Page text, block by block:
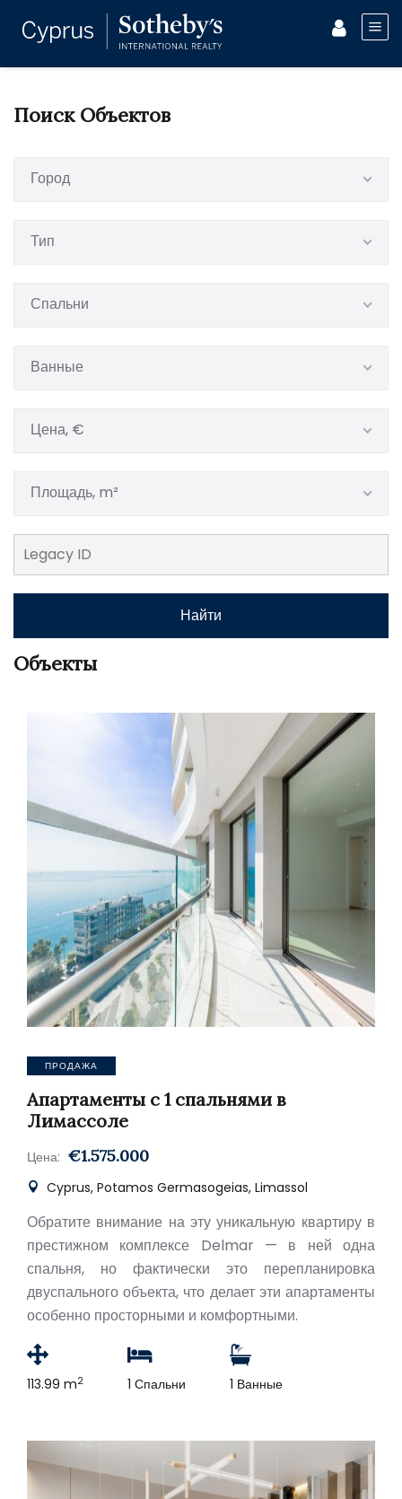
Поиск Объектов
Город
Тип
Спальни
Ванные
Цена, €
Площадь, m²
Найти
Объекты
ПРОДАЖА
Апартаменты с 1 спальнями в
Лимассоле
Цена: €1.575.000
Cyprus, Potamos Germasogeias, Limassol
Обратите внимание на эту уникальную квартиру в
престижном комплексе Delmar — в ней одна
спальня, но фактически это перепланировка
двуспального объекта, что делает эти апартаменты
особенно просторными и комфортными.
113.99 m2 1 Спальни 1 Ванные